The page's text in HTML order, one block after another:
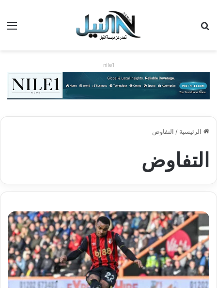
nile1
الرئيسية / التفاوض
التفاوض